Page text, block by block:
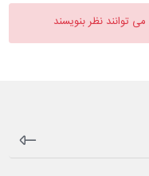
می توانند نظر بنویسند